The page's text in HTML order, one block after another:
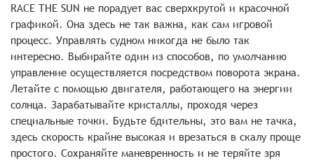
RACE THE SUN не порадует вас сверхкрутой и красочной
графикой. Она здесь не так важна, как сам игровой
процесс. Управлять судном никогда не было так
интересно. Выбирайте один из способов, по умолчанию
управление осуществляется посредством поворота экрана.
Летайте с помощью двигателя, работающего на энергии
солнца. Зарабатывайте кристаллы, проходя через
специальные точки. Будьте бдительны, это вам не тачка,
здесь скорость крайне высокая и врезаться в скалу проще
простого. Сохраняйте маневренность и не теряйте зря